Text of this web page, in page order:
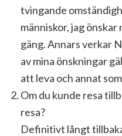
tvingande
människor, jag
gäng. Annars verkar
av mina önskningar
att leva och annat
Om du kunde resa
resa?
Definitivt långt